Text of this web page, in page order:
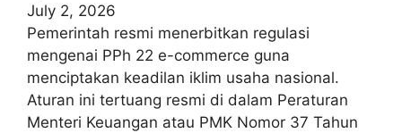
July 2, 2026
Pemerintah resmi menerbitkan regulasi
mengenai PPh 22 e-commerce guna
menciptakan keadilan iklim usaha nasional.
Aturan ini tertuang resmi di dalam Peraturan
Menteri Keuangan atau PMK Nomor 37 Tahun